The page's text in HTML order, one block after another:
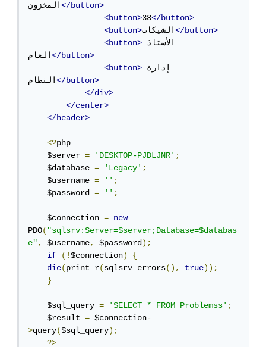
المخزون</button>
<button>33</button>
<button>الشيكات</button>
<button> الأستاذ
العام</button>
<button> إدارة
النظام</button>
</div>
</center>
</header>
<?php
    $server
= 'DESKTOP-PJDLJNR';
    $database
= 'Legacy';
    $username
= '';
    $password
= '';
    $connection
=
new
PDO("sqlsrv:Server=$server;Database=$databas
e", $username, $password);
if
(!$connection)
{
die(print_r(sqlsrv_errors(), true));
}
    $sql_query
= 'SELECT * FROM Problemss';
    $result
= $connection-
>query($sql_query);
?>